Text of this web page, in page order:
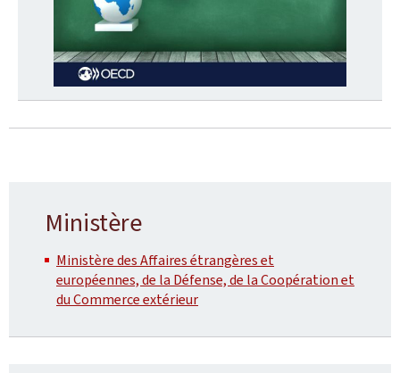
Ministère
Ministère des Affaires étrangères et
européennes, de la Défense, de la Coopération et
du Commerce extérieur